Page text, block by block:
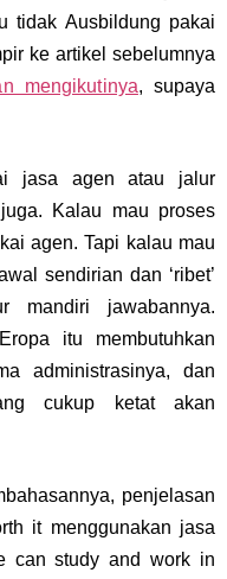
tidak Ausbildung pakai
ke artikel sebelumnya
mengikutinya, supaya
jasa agen atau jalur
Kalau mau proses
agen. Tapi kalau mau
sendirian dan ‘ribet’
mandiri jawabannya.
itu membutuhkan
administrasinya, dan
cukup ketat akan
penjelasan
it menggunakan jasa
can study and work in